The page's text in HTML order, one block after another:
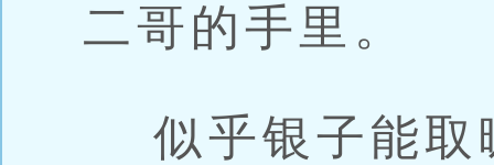
二哥的手里。
似乎银子能取